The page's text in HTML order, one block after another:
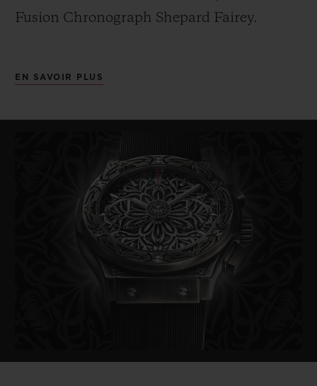
Fusion Chronograph Shepard Fairey.
imaginée par l’artiste américain Shepard
ligne de vêtements Obey Clothing et
skateur, Fairey– aussi connu sous le
pseudonyme Obey - est probablement
l’artiste le plus politiquement influent de sa
génération. On lui doit notamment le
fameux poster « Obama Hope », emblème
campagne électorale de Barak Obama
EN SAVOIR PLUS